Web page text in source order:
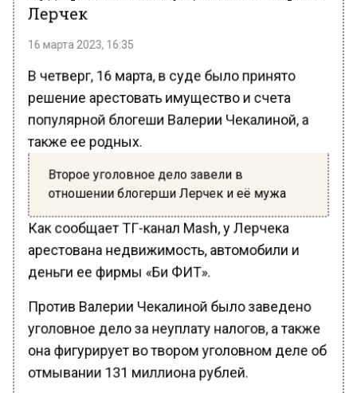
В четверг, 16 марта, в суде было принято
решение арестовать имущество и счета
популярной блогеши Валерии Чекалиной, а
также ее родных.
Второе уголовное дело завели в
отношении блогерши Лерчек и её мужа
Как сообщает ТГ-канал Mash, у Лерчека
арестована недвижимость, автомобили и
деньги ее фирмы «Би ФИТ».
Против Валерии Чекалиной было заведено
уголовное дело за неуплату налогов, а также
она фигурирует во твором уголовном деле об
отмывании 131 миллиона рублей.